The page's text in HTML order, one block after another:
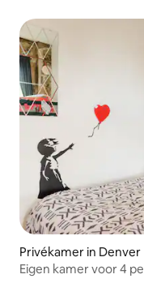
Privékamer in Denver
Eigen kamer voor 4